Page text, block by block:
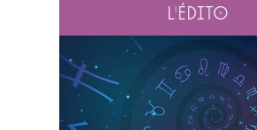
L'édito